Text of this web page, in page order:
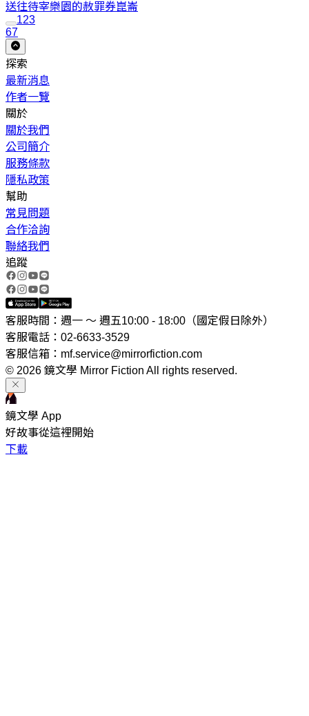
送往待宰樂園的赦罪券崑崙
123
67
探索
最新消息
作者一覽
關於
關於我們
公司簡介
服務條款
隱私政策
幫助
常見問題
合作洽詢
聯絡我們
追蹤
客服時間：週一 ～ 週五10:00 - 18:00（國定假日除外）
客服電話：02-6633-3529
客服信箱：mf.service@mirrorfiction.com
© 2026 鏡文學 Mirror Fiction All rights reserved.
鏡文學 App
好故事從這裡開始
下載